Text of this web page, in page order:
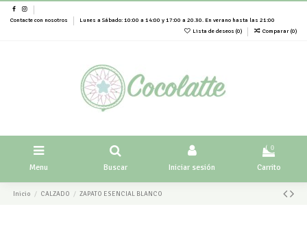
Contacte con nosotros
Lunes a Sábado: 10:00 a 14:00 y 17:00 a 20.30. En verano hasta las 21:00
Lista de deseos (0) Comparar (0)
Menu Buscar Iniciar sesión
0
Carrito
Inicio CALZADO ZAPATO ESENCIAL BLANCO